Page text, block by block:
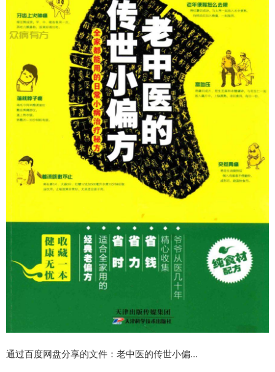
通过百度网盘分享的文件：老中医的传世小偏…